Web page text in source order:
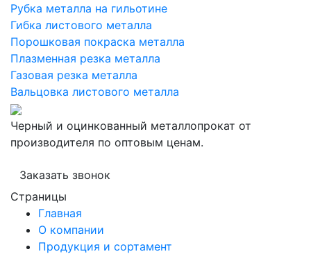
Рубка металла на гильотине
Гибка листового металла
Порошковая покраска металла
Плазменная резка металла
Газовая резка металла
Вальцовка листового металла
Черный и оцинкованный металлопрокат от
производителя по оптовым ценам.
Заказать звонок
Страницы
Главная
О компании
Продукция и сортамент